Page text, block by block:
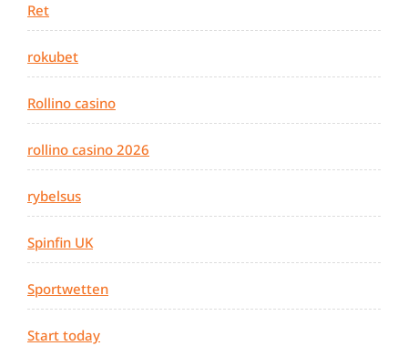
Ret
rokubet
Rollino casino
rollino casino 2026
rybelsus
Spinfin UK
Sportwetten
Start today